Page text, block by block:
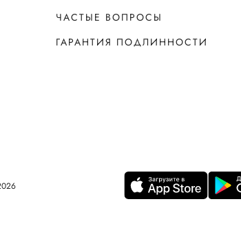
ЧАСТЫЕ ВОПРОСЫ
ГАРАНТИЯ ПОДЛИННОСТИ